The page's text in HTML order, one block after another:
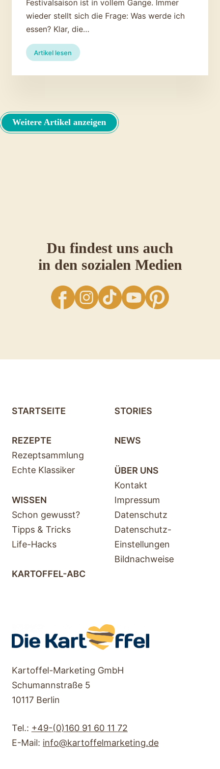
Festivalsaison ist in vollem Gange. Immer
wieder stellt sich die Frage: Was werde ich
essen? Klar, die…
Artikel lesen
Die
besten
Kartoffeln
Weitere Artikel anzeigen
Du findest uns auch
in den sozialen Medien
facebookInstagramTikTok YouTube
STARTSEITE
REZEPTE
Rezeptsammlung
Echte Klassiker
WISSEN
Schon gewusst?
Tipps & Tricks
Life-Hacks
KARTOFFEL-ABC
STORIES
NEWS
ÜBER UNS
Kontakt
Impressum
Datenschutz
Datenschutz-
Einstellungen
Bildnachweise
Kartoffel-Marketing GmbH
Schumannstraße 5
10117 Berlin
Tel.: +49-(0)160 91 60 11 72
E-Mail: info@kartoffelmarketing.de